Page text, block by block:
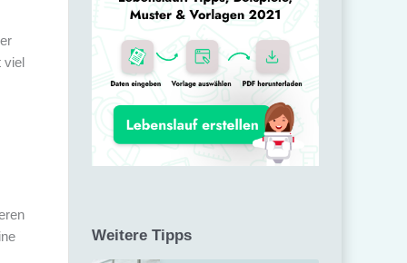
viel
Weitere Tipps